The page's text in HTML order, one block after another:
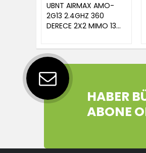
UBNT AIRMAX AMO-
2G13 2.4GHZ 360
DERECE 2X2 MIMO 13
HABER
ABONE